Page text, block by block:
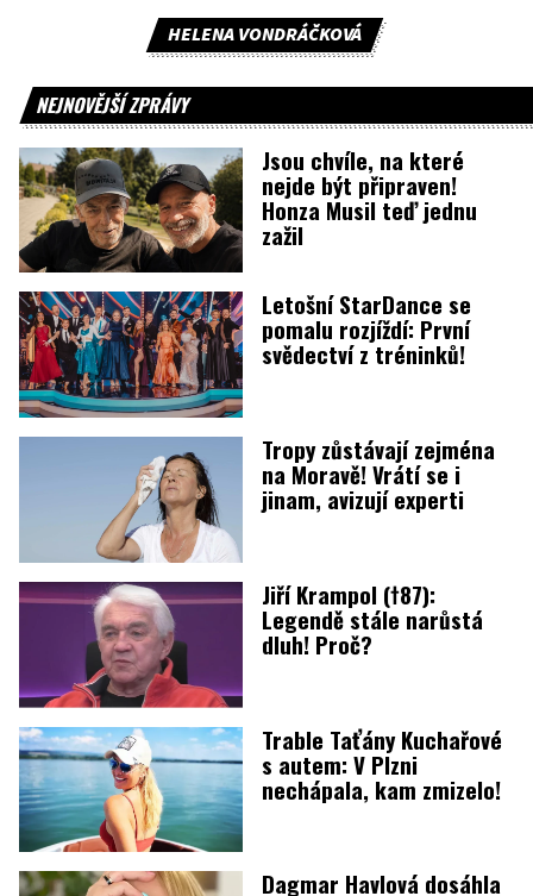
HELENA VONDRÁČKOVÁ
NEJNOVĚJŠÍ ZPRÁVY
Jsou chvíle, na které
nejde být připraven!
Honza Musil teď jednu
zažil
Letošní StarDance se
pomalu rozjíždí: První
svědectví z tréninků!
Tropy zůstávají zejména
na Moravě! Vrátí se i
jinam, avizují experti
Jiří Krampol (†87):
Legendě stále narůstá
dluh! Proč?
Trable Taťány Kuchařové
s autem: V Plzni
nechápala, kam zmizelo!
Dagmar Havlová dosáhla